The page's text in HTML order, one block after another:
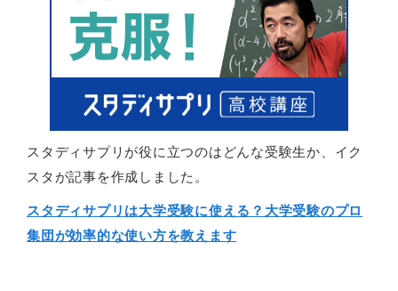
スタディサプリが役に立つのはどんな受験生か、イク
スタが記事を作成しました。
スタディサプリは大学受験に使える？大学受験のプロ
集団が効率的な使い方を教えます